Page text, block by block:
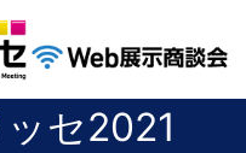
セ2021